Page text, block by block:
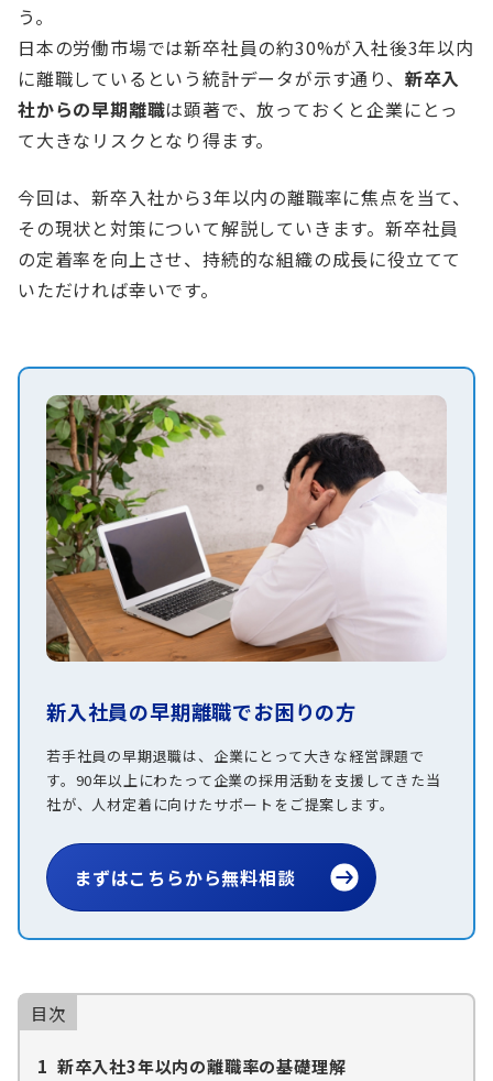
う。
日本の労働市場では新卒社員の約30%が入社後3年以内
に離職しているという統計データが示す通り、 新卒入
社からの早期離職は顕著で、放っておくと企業にとっ
て大きなリスクとなり得ます。
今回は、新卒入社から3年以内の離職率に焦点を当て、
その現状と対策について解説していきます。新卒社員
の定着率を向上させ、持続的な組織の成長に役立てて
いただければ幸いです。
新入社員の早期離職でお困りの方
若手社員の早期退職は、企業にとって大きな経営課題で
す。90年以上にわたって企業の採用活動を支援してきた当
社が、人材定着に向けたサポートをご提案します。
まずはこちらから無料相談
目次
1 新卒入社3年以内の離職率の基礎理解